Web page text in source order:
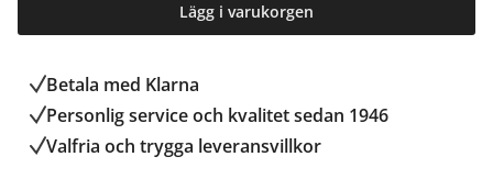
Lägg i varukorgen
Betala med Klarna
Personlig service och kvalitet sedan 1946
Valfria och trygga leveransvillkor